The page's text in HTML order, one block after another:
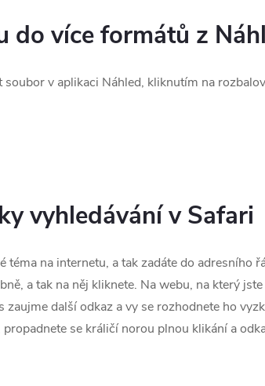
do více formátů z
v aplikaci Náhled, kliknutím na
vyhledávání v Safari
téma na internetu, a tak zadáte do adresního
a tak na něj kliknete. Na webu, na který
zaujme další odkaz a vy se rozhodnete ho
se králičí norou plnou klikání a